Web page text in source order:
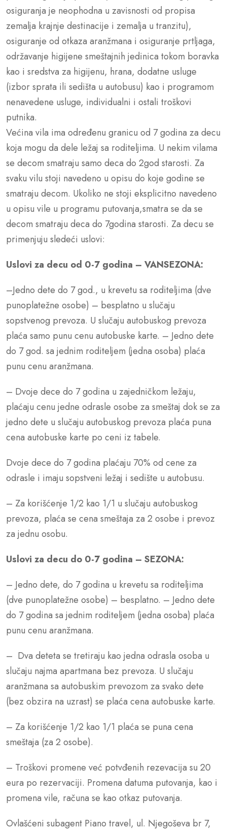
osiguranja je neophodna u zavisnosti od propisa
zemalja krajnje destinacije i zemalja u tranzitu),
osiguranje od otkaza aranžmana i osiguranje prtljaga,
održavanje higijene smeštajnih jedinica tokom boravka
kao i sredstva za higijenu, hrana, dodatne usluge
(izbor sprata ili sedišta u autobusu) kao i programom
nenavedene usluge, individualni i ostali troškovi
putnika.
Većina vila ima određenu granicu od 7 godina za decu
koja mogu da dele ležaj sa roditeljima. U nekim vilama
se decom smatraju samo deca do 2god starosti. Za
svaku vilu stoji navedeno u opisu do koje godine se
smatraju decom. Ukoliko ne stoji eksplicitno navedeno
u opisu vile u programu putovanja,smatra se da se
decom smatraju deca do 7godina starosti. Za decu se
primenjuju sledeći uslovi:
Uslovi za decu od 0-7 godina – VANSEZONA:
–Jedno dete do 7 god., u krevetu sa roditeljima (dve
punoplatežne osobe) – besplatno u slučaju
sopstvenog prevoza. U slučaju autobuskog prevoza
plaća samo punu cenu autobuske karte. – Jedno dete
do 7 god. sa jednim roditeljem (jedna osoba) plaća
punu cenu aranžmana.
– Dvoje dece do 7 godina u zajedničkom ležaju,
plaćaju cenu jedne odrasle osobe za smeštaj dok se za
jedno dete u slučaju autobuskog prevoza plaća puna
cena autobuske karte po ceni iz tabele.
Dvoje dece do 7 godina plaćaju 70% od cene za
odrasle i imaju sopstveni ležaj i sedište u autobusu.
– Za korišćenje 1/2 kao 1/1 u slučaju autobuskog
prevoza, plaća se cena smeštaja za 2 osobe i prevoz
za jednu osobu.
Uslovi za decu do 0-7 godina – SEZONA:
– Jedno dete, do 7 godina u krevetu sa roditeljima
(dve punoplatežne osobe) – besplatno. – Jedno dete
do 7 godina sa jednim roditeljem (jedna osoba) plaća
punu cenu aranžmana.
– Dva deteta se tretiraju kao jedna odrasla osoba u
slučaju najma apartmana bez prevoza. U slučaju
aranžmana sa autobuskim prevozom za svako dete
(bez obzira na uzrast) se plaća cena autobuske karte.
– Za korišćenje 1/2 kao 1/1 plaća se puna cena
smeštaja (za 2 osobe).
– Troškovi promene već potvđenih rezevacija su 20
eura po rezervaciji. Promena datuma putovanja, kao i
promena vile, računa se kao otkaz putovanja.
Ovlašćeni subagent Piano travel, ul. Njegoševa br 7,